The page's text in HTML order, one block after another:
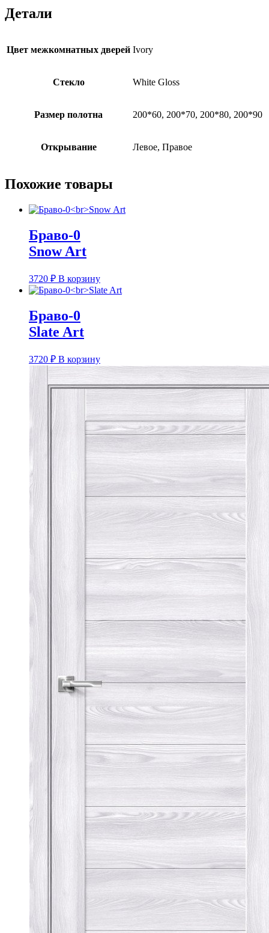
Детали
Цвет межкомнатных дверей Ivory
Стекло White Gloss
Размер полотна 200*60, 200*70, 200*80, 200*90
Открывание Левое, Правое
Похожие товары
Браво-0
Snow Art
3720 ₽ В корзину
Браво-0
Slate Art
3720 ₽ В корзину